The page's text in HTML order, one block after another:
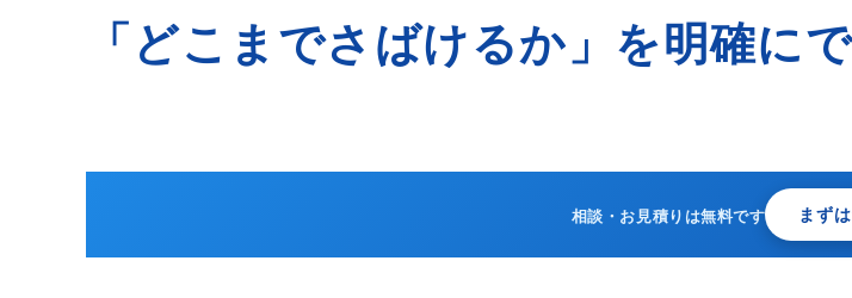
「どこまでさばけるか」を明確に
相談・お見積りは無料です まず